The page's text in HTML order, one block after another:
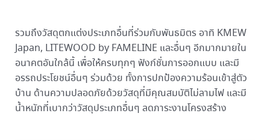
รวมถึงวัสดุตกแต่งประเภทอื่นที่ร่วมกับพันธมิตร อาทิ KMEW
Japan, LITEWOOD by FAMELINE และอื่นๆ อีกมากมายใน
อนาคตอันใกล้นี้ เพื่อให้ครบทุกๆ ฟังก์ชั่นการออกแบบ และมี
อรรถประโยชน์อื่นๆ ร่วมด้วย ทั้งการปกป้องความร้อนเข้าสู่ตัว
บ้าน ด้านความปลอดภัยด้วยวัสดุที่มีคุณสมบัติไม่ลามไฟ และมี
น้ำหนักที่เบากว่าวัสดุประเภทอื่นๆ ลดภาระงานโครงสร้าง